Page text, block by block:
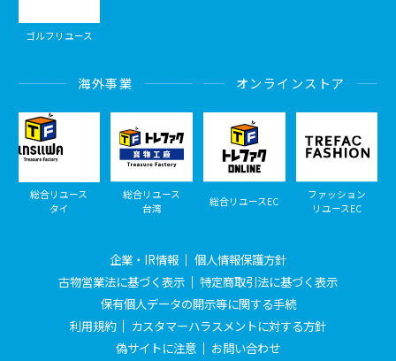
ゴルフリユース
海外事業
総合リユース
タイ
総合リユース
台湾
オンラインストア
総合リユースEC
ファッション
リユースEC
企業・IR情報
個人情報保護方針
古物営業法に基づく表示
特定商取引法に基づく表示
保有個人データの開示等に関する手続
利用規約
カスタマーハラスメントに対する方針
偽サイトに注意
お問い合わせ